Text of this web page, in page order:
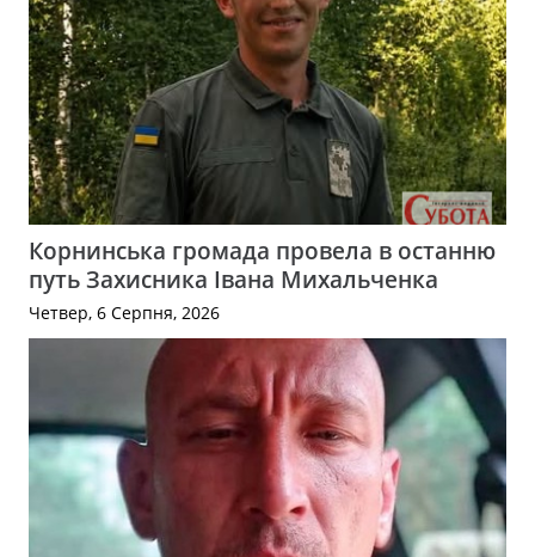
Корнинська громада провела в останню
путь Захисника Івана Михальченка
Четвер, 6 Серпня, 2026